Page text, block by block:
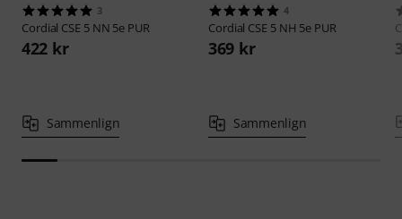
3
Cordial CSE 5 NN 5e PUR
422 kr
Sammenlign
4
Cordial CSE 5 NH 5e PUR
369 kr
Sammenlign